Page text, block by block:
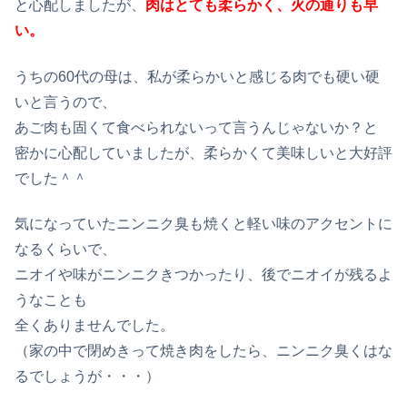
と心配しましたが、 肉はとても柔らかく、火の通りも早
い。
うちの60代の母は、私が柔らかいと感じる肉でも硬い硬
いと言うので、
あご肉も固くて食べられないって言うんじゃないか？と
密かに心配していましたが、柔らかくて美味しいと大好評
でした＾＾
気になっていたニンニク臭も焼くと軽い味のアクセントに
なるくらいで、
ニオイや味がニンニクきつかったり、後でニオイが残るよ
うなことも
全くありませんでした。
（家の中で閉めきって焼き肉をしたら、ニンニク臭くはな
るでしょうが・・・）